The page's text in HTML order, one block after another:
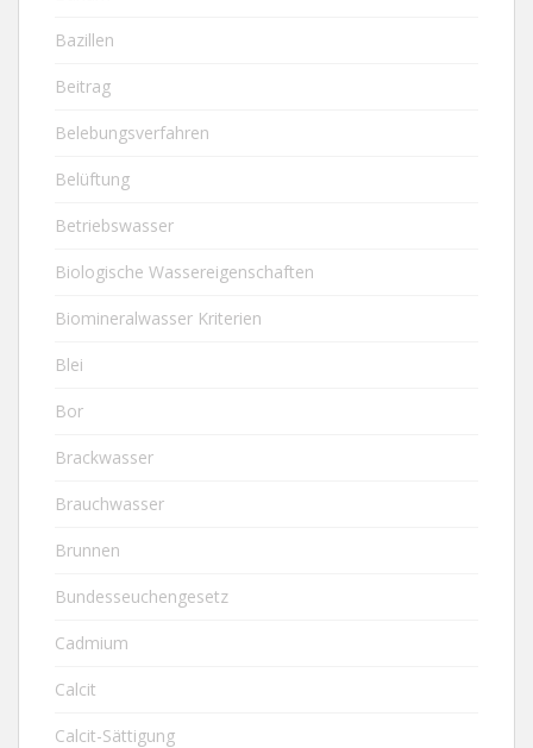
Bazillen
Beitrag
Belebungsverfahren
Belüftung
Betriebswasser
Biologische Wassereigenschaften
Biomineralwasser Kriterien
Blei
Bor
Brackwasser
Brauchwasser
Brunnen
Bundesseuchengesetz
Cadmium
Calcit
Calcit-Sättigung